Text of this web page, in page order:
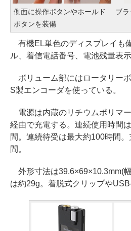
側面に操作ボタンやホールド
ボタンを装備
ブ
有機EL単色のディスプレイも
ル、着信電話番号、電池残量表
ボリューム部にはロータリー
S製エンコーダを使っている。
電源は内蔵のリチウムポリマ
経由で充電する。連続使用時間
間。連続待受は最大約100時間
間。
外形寸法は39.6×69×10.3mm(
は約29g。着脱式クリップやUSB